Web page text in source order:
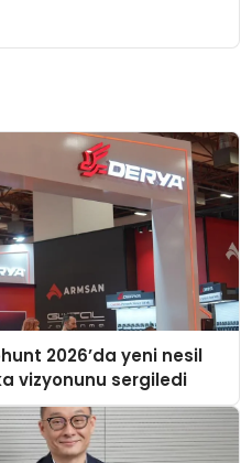
2026’da yeni nesil
vizyonunu sergiledi